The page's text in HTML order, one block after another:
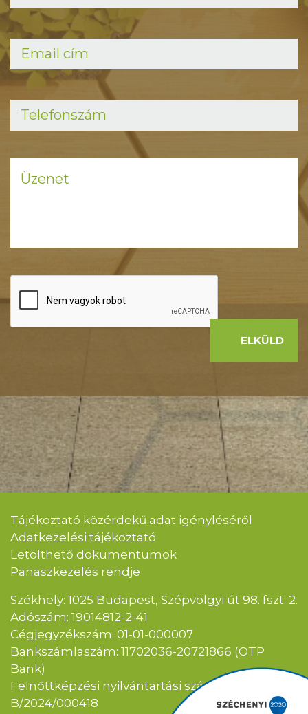
ELKÜLD
Tájékoztató közérdekű adat igényléséről
Adatkezelési tájékoztató
Letölthető dokumentumok
Panaszkezelés rendje
Székhely: 1025 Budapest, Szépvölgyi út 98. fszt. 2.
Adószám: 19014812-2-41
Cégjegyzékszám: 01-01-000007
Bankszámlaszám: 11702036-20721866 (OTP
Bank)
Felnőttképzési nyilvántartási szám:
B/2024/000418